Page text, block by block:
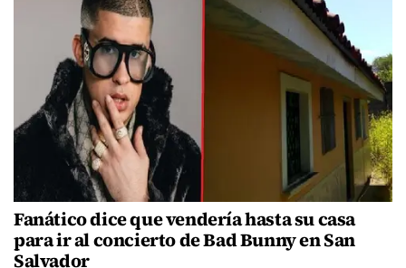
Fanático dice que vendería hasta su casa
para ir al concierto de Bad Bunny en San
Salvador